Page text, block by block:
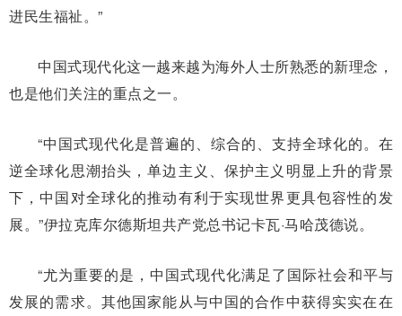
进民生福祉。”
中国式现代化这一越来越为海外人士所熟悉的新理念，
也是他们关注的重点之一。
“中国式现代化是普遍的、综合的、支持全球化的。在
逆全球化思潮抬头，单边主义、保护主义明显上升的背景
下，中国对全球化的推动有利于实现世界更具包容性的发
展。”伊拉克库尔德斯坦共产党总书记卡瓦·马哈茂德说。
“尤为重要的是，中国式现代化满足了国际社会和平与
发展的需求。其他国家能从与中国的合作中获得实实在在